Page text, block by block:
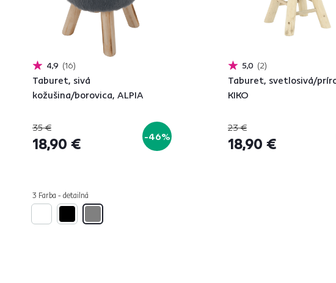
4,9 16
Taburet, sivá
kožušina/borovica, ALPIA
35 €
18,90 € -46%
3 Farba - detailná
5,0 2
Taburet, svetlosivá/
KIKO
23 €
18,90 €